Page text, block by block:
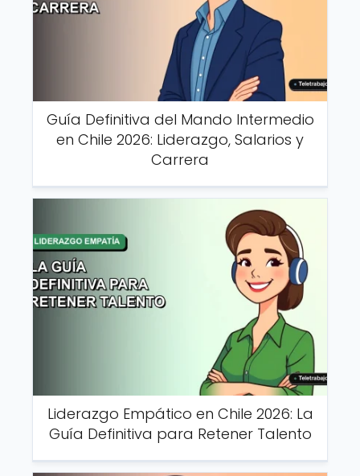
Guía Definitiva del Mando Intermedio
en Chile 2026: Liderazgo, Salarios y
Carrera
Liderazgo Empático en Chile 2026: La
Guía Definitiva para Retener Talento